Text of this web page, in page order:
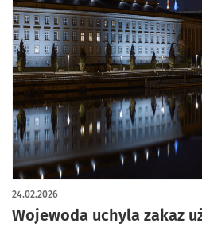
Wojewoda uchyla zakaz
24.02.2026